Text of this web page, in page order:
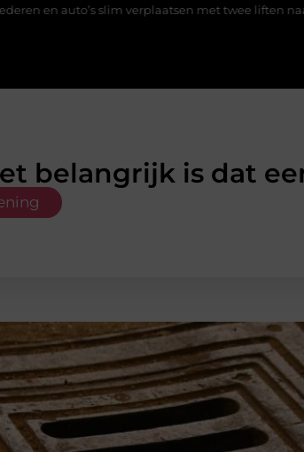
verplaatsen met twee liften naast elkaar
belangrijk is dat